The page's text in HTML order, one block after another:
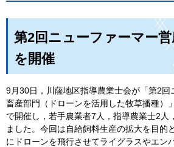
第2回ニューファーマー
を開催
9月30日，川薩地区指導農業士会が「第2回
畜産部門（ドローンを活用した牧草播種）
で開催し，若手農業者7人，指導農業士2人
ました。今回は自給飼料生産の拡大を目的
にドローンを飛行させてライグラスやエン